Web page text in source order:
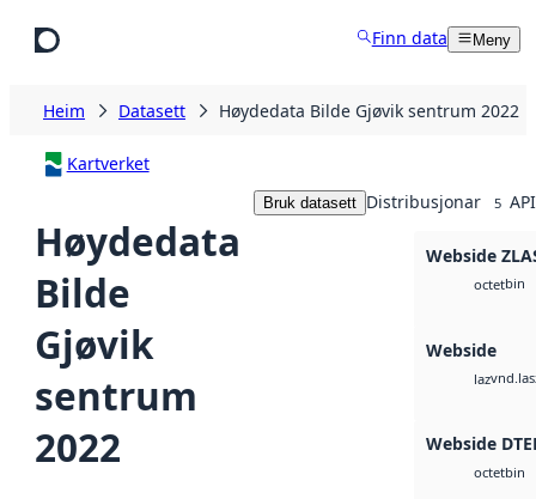
Finn data Meny
Heim Datasett Høydedata Bilde Gjøvik sentrum 2022
Kartverket
Høydedata
Bilde
Gjøvik
sentrum
2022
Bruk datasett Distribusjonar 5
Webside
octetbin
Webside
laz
Webside
octetbin